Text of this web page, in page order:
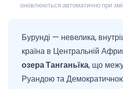
оновлюються автоматично при
Бурунді — невелика,
країна в Центральній
озера Танганьїка, що
Руандою та